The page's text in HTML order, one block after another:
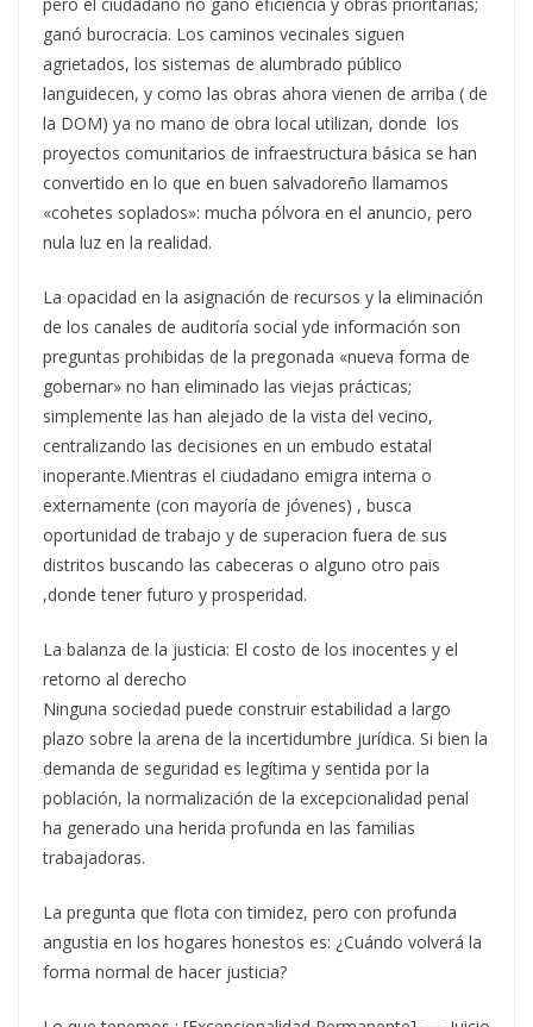
ganó burocracia. Los caminos vecinales siguen
agrietados, los sistemas de alumbrado público
languidecen, y como las obras ahora vienen de arriba ( de
la DOM) ya no mano de obra local utilizan, donde los
proyectos comunitarios de infraestructura básica se han
convertido en lo que en buen salvadoreño llamamos
«cohetes soplados»: mucha pólvora en el anuncio, pero
nula luz en la realidad.
La opacidad en la asignación de recursos y la eliminación
de los canales de auditoría social yde información son
preguntas prohibidas de la pregonada «nueva forma de
gobernar» no han eliminado las viejas prácticas;
simplemente las han alejado de la vista del vecino,
centralizando las decisiones en un embudo estatal
inoperante.Mientras el ciudadano emigra interna o
externamente (con mayoría de jóvenes) , busca
oportunidad de trabajo y de superacion fuera de sus
distritos buscando las cabeceras o alguno otro pais
,donde tener futuro y prosperidad.
La balanza de la justicia: El costo de los inocentes y el
retorno al derecho
Ninguna sociedad puede construir estabilidad a largo
plazo sobre la arena de la incertidumbre jurídica. Si bien la
demanda de seguridad es legítima y sentida por la
población, la normalización de la excepcionalidad penal
ha generado una herida profunda en las familias
trabajadoras.
La pregunta que flota con timidez, pero con profunda
angustia en los hogares honestos es: ¿Cuándo volverá la
forma normal de hacer justicia?